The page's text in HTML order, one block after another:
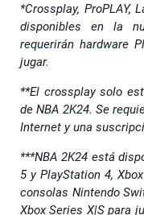
*Crossplay, ProPLAY,
disponibles en la
requerirán hardware
jugar.
**El crossplay solo
de NBA 2K24. Se
Internet y una
***NBA 2K24 está
5 y PlayStation 4,
consolas Nintendo
Xbox Series X|S para